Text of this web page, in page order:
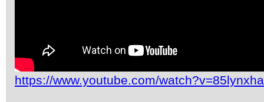
https://www.youtube.com/